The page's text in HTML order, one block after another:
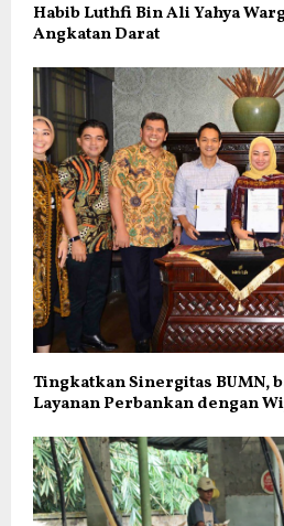
Habib Luthfi Bin Ali Yahya
Angkatan Darat
Tingkatkan Sinergitas BUMN,
Layanan Perbankan dengan